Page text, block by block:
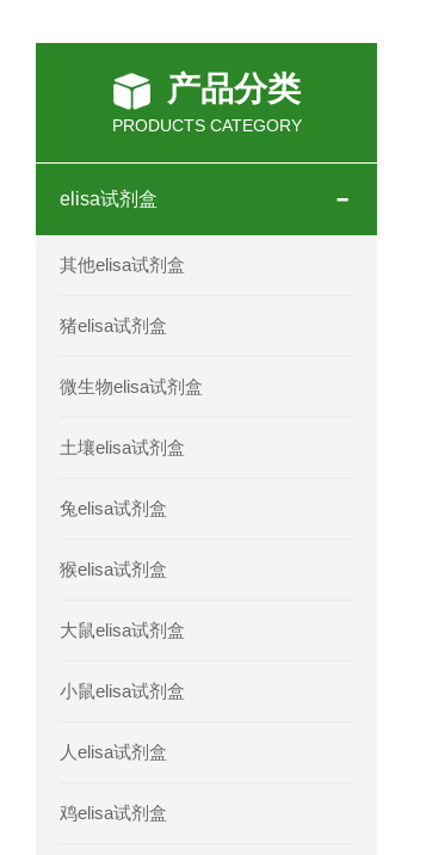
人全式钴氨素
人鞘脂(SPH)elisa试剂盒现
人蓝氏贾第虫(GL)elisa试
产品分类
PRODUCTS CATEGORY
elisa试剂盒
其他elisa试剂盒
猪elisa试剂盒
微生物elisa试剂盒
土壤elisa试剂盒
兔elisa试剂盒
猴elisa试剂盒
大鼠elisa试剂盒
小鼠elisa试剂盒
人elisa试剂盒
鸡elisa试剂盒